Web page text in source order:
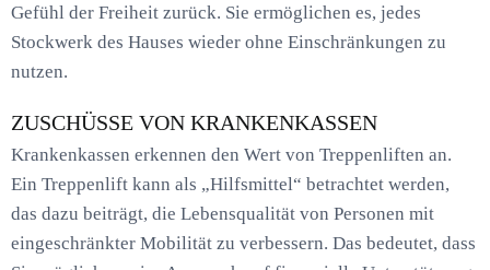
Gefühl der Freiheit zurück. Sie ermöglichen es, jedes
Stockwerk des Hauses wieder ohne Einschränkungen zu
nutzen.
ZUSCHÜSSE VON KRANKENKASSEN
Krankenkassen erkennen den Wert von Treppenliften an.
Ein Treppenlift kann als „Hilfsmittel“ betrachtet werden,
das dazu beiträgt, die Lebensqualität von Personen mit
eingeschränkter Mobilität zu verbessern. Das bedeutet, dass